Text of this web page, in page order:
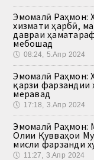
Эмомалӣ Раҳмон:
хизмати ҳарбӣ,
давраи
мебошад
🕔 08:24, 5.Апр 2024
Эмомалӣ Раҳмон:
қарзи фарзандии
меравад
🕔 17:18, 3.Апр 2024
Эмомалӣ Раҳмон:
Олии Қувваҳои
мисли фарзанди
🕔 11:27, 3.Апр 2024